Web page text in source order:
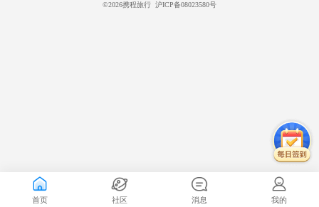
©2026携程旅行 沪ICP备08023580号
首页 社区 消息 我的